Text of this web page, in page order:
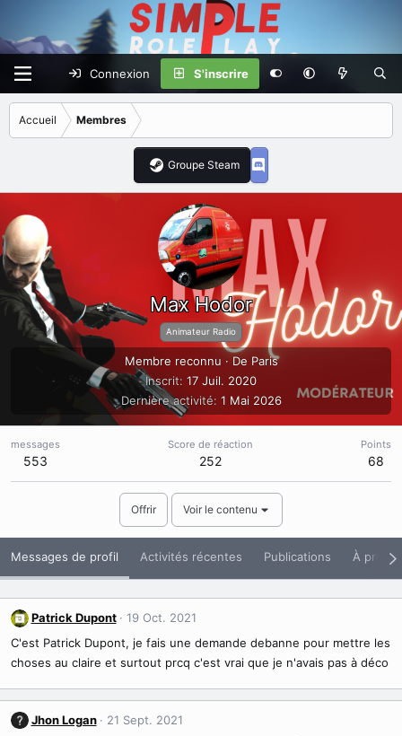
Connexion S'inscrire
Accueil Membres
Groupe Steam
Max Hodor
Animateur Radio
Membre reconnu · De Paris
Inscrit 17 Juil. 2020
Dernière activité 1 Mai 2026
messages
553
Score de réaction
252
Points
68
Offrir Voir le contenu
Messages de profil Activités récentes Publications À
Patrick Dupont
19 Oct. 2021
C'est Patrick Dupont, je fais une demande debanne pour mettre les
choses au claire et surtout prcq c'est vrai que je n'avais pas à déco
Jhon Logan
21 Sept. 2021